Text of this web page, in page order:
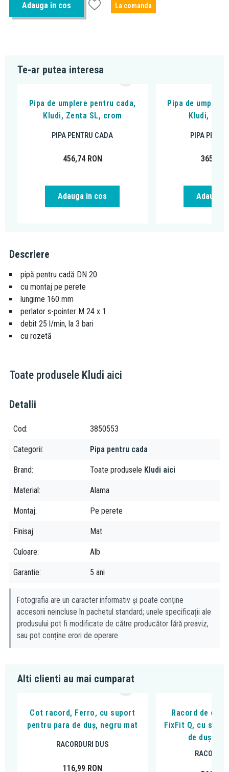
Adauga in cos La comanda
Te-ar putea interesa
Pipa de umplere pentru cada,
Kludi, Zenta SL, crom
PIPA PENTRU CADA
456,74 RON
Adauga in cos
Pipa de
Kludi,
PIPA
365,43
Adauga
Descriere
pipă pentru cadă DN 20
cu montaj pe perete
lungime 160 mm
perlator s-pointer M 24 x 1
debit 25 l/min, la 3 bari
cu rozetă
Toate produsele Kludi aici
Detalii
Cod 3850553
Categorii Pipa pentru cada
Brand Toate produsele Kludi aici
Material Alama
Montaj Pe perete
Finisaj Mat
Culoare Alb
Garantie 5 ani
Fotografia are un caracter informativ și poate conține
accesorii neincluse în pachetul standard; unele specificații ale
produsului pot fi modificate de către producător fără preaviz,
sau pot conține erori de operare
Alti clienti au mai cumparat
Cot racord, Ferro, cu suport
pentru para de duș, negru mat
RACORDURI DUS
116,99 RON
Racord de duș,
FixFit Q, cu
de duș,